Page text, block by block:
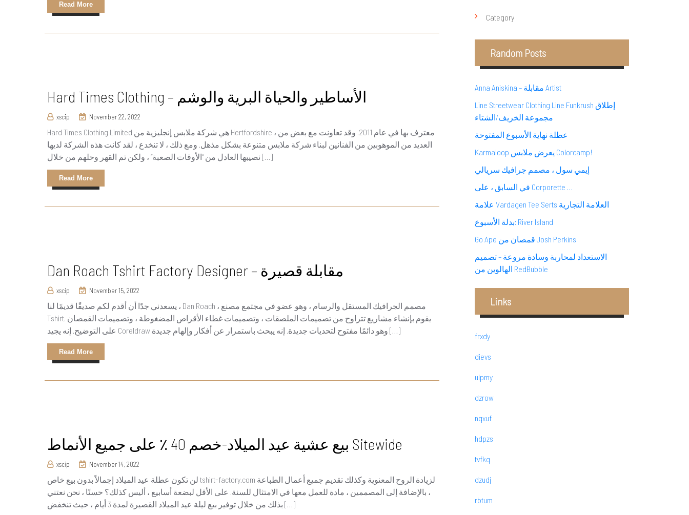
Read More
Hard Times Clothing – الأساطير والحياة البرية والوشم
xscip November 22, 2022
Hard Times Clothing Limited هي شركة ملابس إنجليزية من Hertfordshire ، معترف بها في عام 2011. وقد تعاونت مع بعض من
العديد من الموهوبين من الفنانين لبناء شركة ملابس متنوعة بشكل مذهل. ومع ذلك ، لا تنخدع ، لقد كانت هذه الشركة لديها
نصيبها العادل من “الأوقات الصعبة” ، ولكن تم القهر وحلهم من خلال […]
Read More
Dan Roach Tshirt Factory Designer – مقابلة قصيرة
xscip November 15, 2022
يسعدني جدًا أن أقدم لكم صديقًا قديمًا لنا ، Dan Roach ، مصمم الجرافيك المستقل والرسام ، وهو عضو في مجتمع مصنع
Tshirt. يقوم بإنشاء مشاريع تتراوح من تصميمات الملصقات ، وتصميمات غطاء الأقراص المضغوطة ، وتصميمات القمصان
على التوضيح. إنه يجيد Coreldraw وهو دائمًا مفتوح لتحديات جديدة. إنه يبحث باستمرار عن أفكار وإلهام جديدة […]
Read More
بيع عشية عيد الميلاد-خصم 40 ٪ على جميع الأنماط Sitewide
xscip November 14, 2022
لن تكون عطلة عيد الميلاد إجمالاً بدون بيع خاص tshirt-factory.com لزيادة الروح المعنوية وكذلك تقديم جميع أعمال الطباعة
، بالإضافة إلى المصممين ، مادة للعمل معها في الامتثال للسنة. على الأقل لبضعة أسابيع ، أليس كذلك؟ حسنًا ، نحن نعتني
بذلك من خلال توفير بيع ليلة عيد الميلاد القصيرة لمدة 3 أيام ، حيث تنخفض […]
Category
Random Posts
Anna Aniskina – مقابلة Artist
Line Streetwear Clothing Line Funkrush إطلاق
مجموعة الخريف/الشتاء
عطلة نهاية الأسبوع المفتوحة
Karmaloop يعرض ملابس Colorcamp!
إيمي سول ، مصمم جرافيك سريالي
في السابق ، على Corporette …
علامة Vardagen Tee Serts العلامة التجارية
بدلة الأسبوع: River Island
Go Ape قمصان من Josh Perkins
الاستعداد لمحاربة وسادة مروعة – تصميم
الهالوين من RedBubble
Links
frxdy
dievs
ulpmy
dzrow
nqxuf
hdpzs
tvfkq
dzudj
rbtum